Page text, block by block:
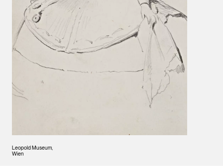
Leopold Museum,
Wien